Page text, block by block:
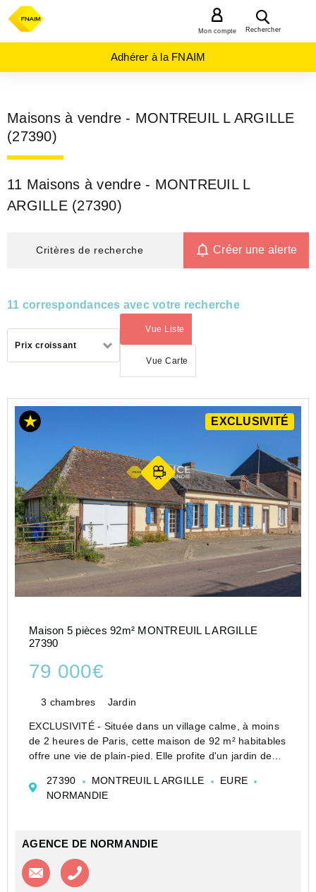
Rechercher
Mon compte
Adhérer à la FNAIM
Maisons à vendre - MONTREUIL L ARGILLE
(27390)
11 Maisons à vendre - MONTREUIL L
ARGILLE (27390)
Critères de recherche Créer une alerte
11 correspondances avec votre recherche
Prix croissant
Vue Liste
(activé)
Vue Carte
ACHAT
MAISON
(27)
MONTREUIL
L ARGILLE
(27390)
EXCLUSIVITÉ
Maison 5 pièces 92m² MONTREUIL L ARGILLE
27390
79 000€
3 chambres Jardin
EXCLUSIVITÉ - Située dans un village calme, à moins
de 2 heures de Paris, cette maison de 92 m² habitables
offre une vie de plain-pied. Elle profite d'un jardin de
avec espace repas, salon avec cheminée,...
27390 MONTREUIL L ARGILLE
EURE
NORMANDIE
AGENCE DE NORMANDIE
Contacter l'agence